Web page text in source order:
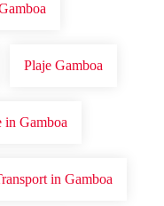
Plaje Gamboa
in Gamboa
in Gamboa